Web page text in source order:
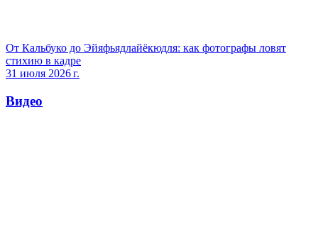
От Кальбуко до Эйяфьядлайёкюдля: как фотографы ловят
стихию в кадре
31 июля 2026 г.
Видео